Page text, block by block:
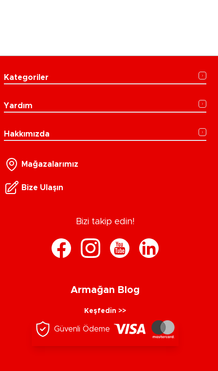
Kategoriler
Yardım
Hakkımızda
Mağazalarımız
Bize Ulaşın
Bizi takip edin!
Armağan Blog
Keşfedin >>
Güvenli Ödeme